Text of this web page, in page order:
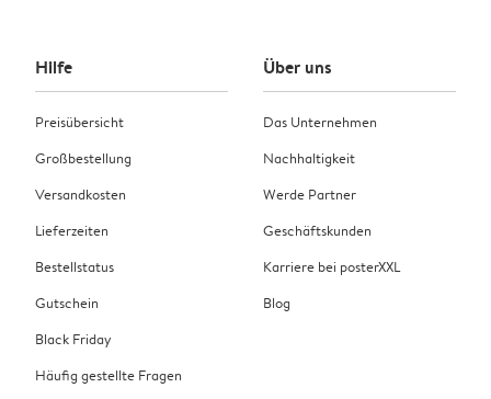
Hilfe
Preisübersicht
Großbestellung
Versandkosten
Lieferzeiten
Bestellstatus
Gutschein
Black Friday
Häufig gestellte Fragen
Über uns
Das Unternehmen
Nachhaltigkeit
Werde Partner
Geschäftskunden
Karriere bei posterXXL
Blog